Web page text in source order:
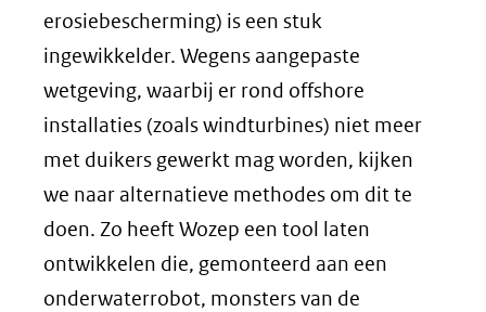
erosiebescherming) is een stuk
ingewikkelder. Wegens aangepaste
wetgeving, waarbij er rond offshore
installaties (zoals windturbines) niet meer
met duikers gewerkt mag worden, kijken
we naar alternatieve methodes om dit te
doen. Zo heeft Wozep een tool laten
ontwikkelen die, gemonteerd aan een
onderwaterrobot, monsters van de